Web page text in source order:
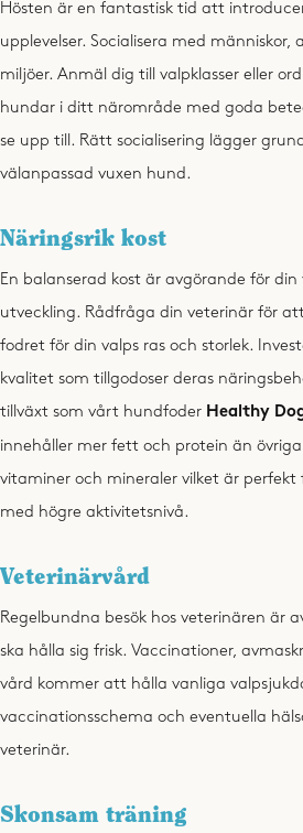
Hösten är en fantastisk tid att
upplevelser. Socialisera med människor,
miljöer. Anmäl dig till valpklasser eller
hundar i ditt närområde med goda
se upp till. Rätt socialisering lägger
välanpassad vuxen hund.
Näringsrik kost
En balanserad kost är avgörande för din
utveckling. Rådfråga din veterinär för
fodret för din valps ras och storlek.
kvalitet som tillgodoser deras
tillväxt som vårt hundfoder Healthy
innehåller mer fett och protein än
vitaminer och mineraler vilket är
med högre aktivitetsnivå.
Veterinärvård
Regelbundna besök hos veterinären är
ska hålla sig frisk. Vaccinationer,
vård kommer att hålla vanliga
vaccinationsschema och eventuella
veterinär.
Skonsam träning